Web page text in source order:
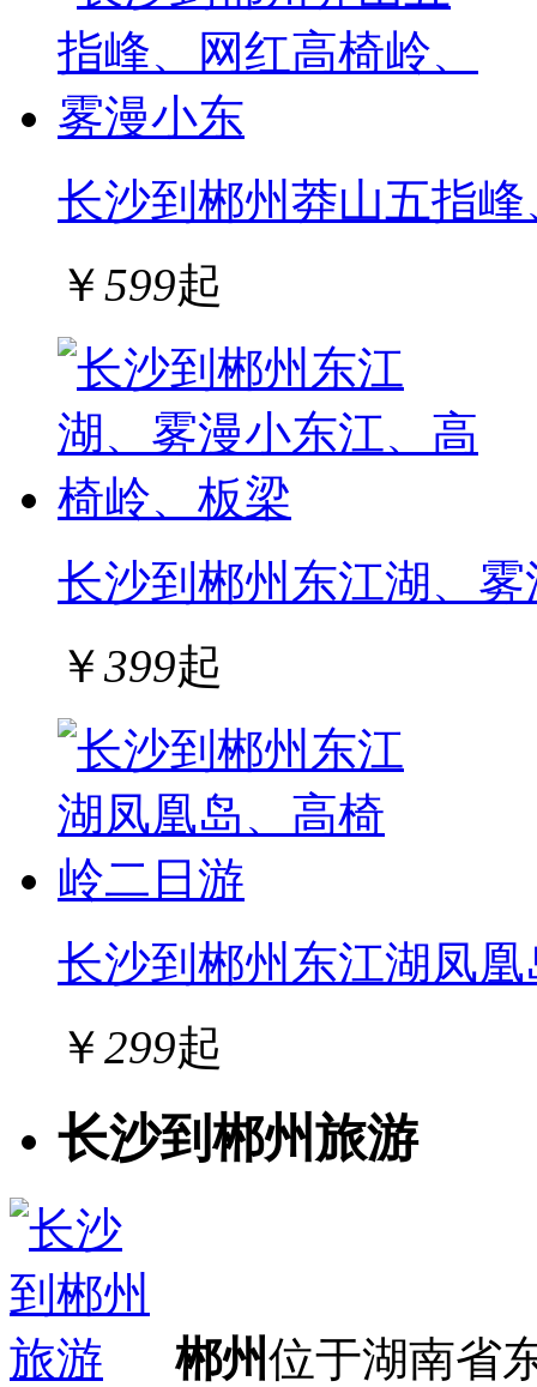
长沙到郴州莽山五指
￥599起
长沙到郴州东江湖、
￥399起
长沙到郴州东江湖凤
￥299起
长沙到郴州旅游
郴州位于湖南省